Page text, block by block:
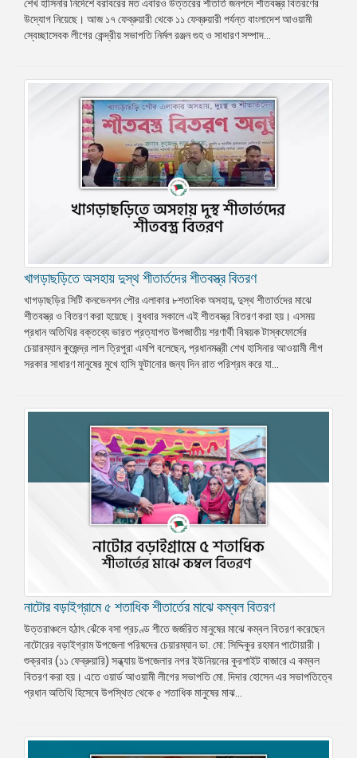
শেখ হাসিনার নির্দেশে বরাবরের মত এবারও উত্তরের শীতার্ত জনপদে শীতবস্ত্র বিতরণের
উদ্যোগ নিয়েছে। আজ ১৭ ফেব্রুয়ারী থেকে ১১ ফেব্রুয়ারী পর্যন্ত বাংলাদেশ আওয়ামী
স্বেচ্ছাসেবক লীগের কেন্দ্রীয় সভাপতি নির্মল রঞ্জন গুহ ও সাধারণ সম্পাদ...
খাগড়াছড়িতে অসহায় দুস্থ শীতার্তদের শীতবস্ত্র বিতরণ
খাগড়াছড়ির সিটি কনভেনশন পৌর এলাকার ৮শতাধিক অসহায়, দুস্থ শীতার্তদের মাঝে
শীতবস্ত্র ও বিতরণ করা হয়েছে। বুধবার সকালে এই শীতবস্ত্র বিতরণ করা হয়। এসময়
প্রধান অতিথির বক্তব্যে ভারত প্রত্যাগত উপজাতীয় শরণার্থী বিষয়ক টাস্কফোর্সের
চেয়ারম্যান কুজেন্দ্র লাল ত্রিপুরা এমপি বলেছেন, প্রধানমন্ত্রী শেখ হাসিনার আওয়ামী লীগ
সরকার সাধারণ মানুষের মুখে হাসি ফুটানোর জন্য দিন রাত পরিশ্রম করে যা...
নাটোর বড়াইগ্রামে ৫ শতাধিক শীতার্তের মাঝে কম্বল বিতরণ
উত্তরাঞ্চলে হঠাৎ ঝেঁকে বসা প্রচণ্ড শীতে জর্জরিত মানুষের মাঝে কম্বল বিতরণ করেছেন
নাটোরের বড়াইগ্রাম উপজেলা পরিষদের চেয়ারম্যান ডা. মো: সিদ্দিকুর রহমান পাটোয়ারী।
শুক্রবার (১১ ফেব্রুয়ারি) সন্ধ্যায় উপজেলার নগর ইউনিয়নের কুরশাইট বাজারে এ কম্বল
বিতরণ করা হয়। এতে ওয়ার্ড আওয়ামী লীগের সভাপতি মো. দিদার হোসেন এর সভাপতিত্বে
প্রধান অতিথি হিসেবে উপস্থিত থেকে ৫ শতাধিক মানুষের মাঝ...